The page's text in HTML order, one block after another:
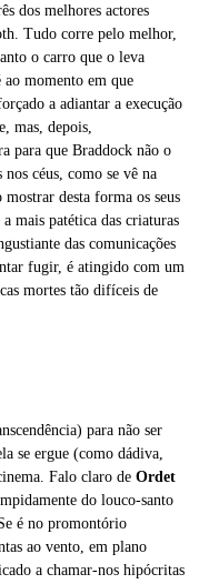
dos melhores actores
Tudo corre pelo melhor,
o carro que o leva
ao momento em que
a adiantar a execução
mas, depois,
para que Braddock não o
céus, como se vê na
desta forma os seus
mais patética das criaturas
das comunicações
fugir, é atingido com um
mortes tão difíceis de
para não ser
se ergue (como dádiva,
Falo claro de Ordet
do louco-santo
é no promontório
ao vento, em plano
a chamar-nos hipócritas